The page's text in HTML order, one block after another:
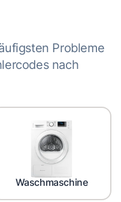
Probleme
nach
Waschmaschine